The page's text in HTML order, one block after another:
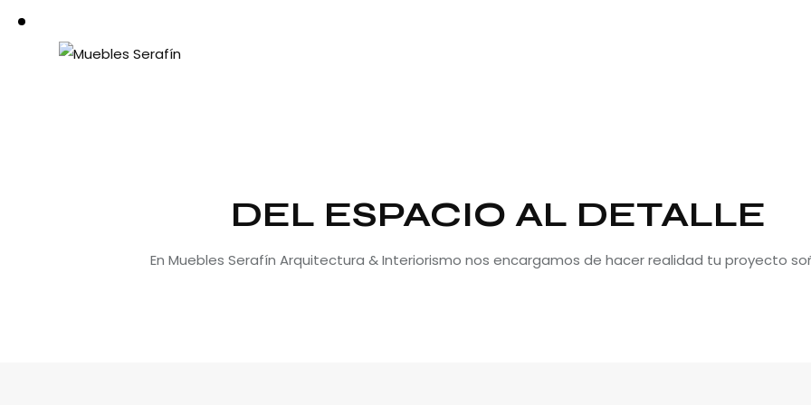
DEL ESPACIO AL DETALLE
En Muebles Serafín Arquitectura & Interiorismo nos encargamos de hacer realidad tu proyecto